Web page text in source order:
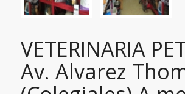
VETERINARIA
Av. Alvarez